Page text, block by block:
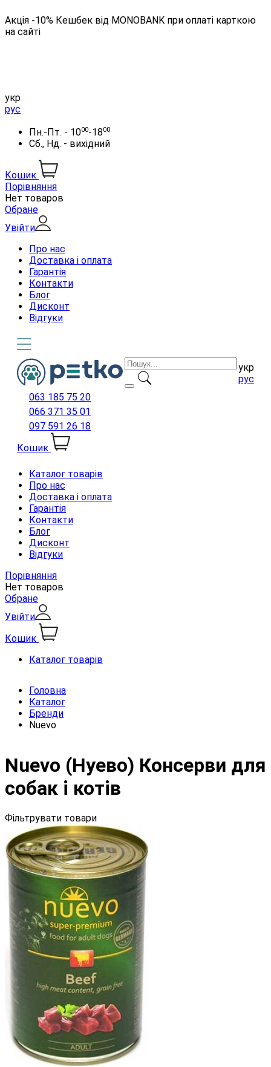
Акція -10% Кешбек від MONOBANK при оплаті карткою
на сайті
укр
рус
Пн.-Пт. - 1000-1800
Сб., Нд. - вихідний
Кошик
Порівняння
Нет товаров
Обране
Увійти
Про нас
Доставка і оплата
Гарантія
Контакти
Блог
Дисконт
Відгуки
укр
рус
063 185 75 20
066 371 35 01
097 591 26 18
Кошик
Каталог товарів
Про нас
Доставка і оплата
Гарантія
Контакти
Блог
Дисконт
Відгуки
Порівняння
Нет товаров
Обране
Увійти
Кошик
Каталог товарів
Головна
Каталог
Бренди
Nuevo
Nuevo (Нуево) Консерви для
собак і котів
Фільтрувати товари